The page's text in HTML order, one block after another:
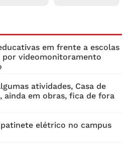
em frente a escolas
por videomonitoramento
atividades, Casa de
ainda em obras, fica de fora
elétrico no campus